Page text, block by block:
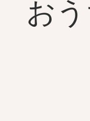
お